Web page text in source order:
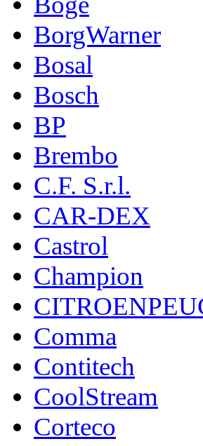
BorgWarner
Bosal
Bosch
BP
Brembo
C.F. S.r.l.
CAR-DEX
Castrol
Champion
Comma
Contitech
CoolStream
Corteco